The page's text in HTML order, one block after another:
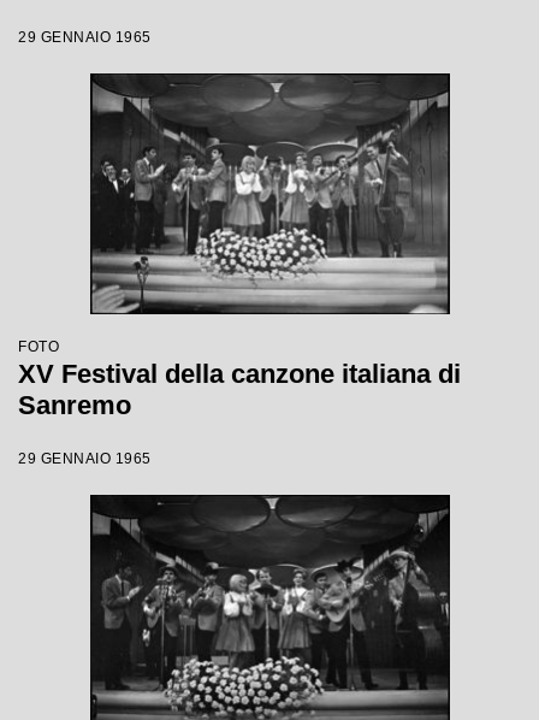
29 GENNAIO 1965
FOTO
XV Festival della canzone italiana di
Sanremo
29 GENNAIO 1965